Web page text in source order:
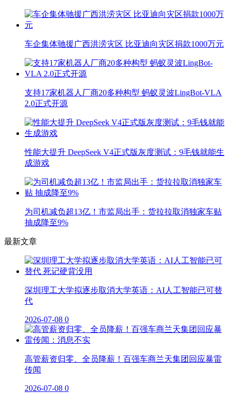
车企集体驰援广西洪涝灾区 比亚迪向灾区捐款1000万元
支持17家机器人厂商20多种构型 蚂蚁灵波LingBot-VLA
2.0正式开源
性能大提升 DeepSeek V4正式版灰度测试：9毛钱就能生
成游戏
为司机减负超13亿！市监局出手：货拉拉取消独家车贴
抽成降至9%
最新文章
深圳理工大学拟逐步取消大学英语：AI人工智能已可替
代
2026-07-08 0
高管薪资归零、全员降薪！百强车商兰天集团回应暴雷
传闻
2026-07-08 0